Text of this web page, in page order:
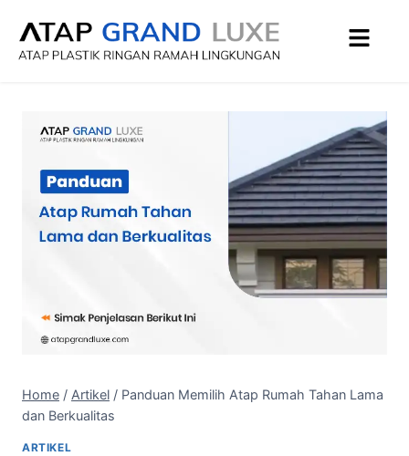
Home / Artikel / Panduan Memilih Atap Rumah Tahan Lama
dan Berkualitas
ARTIKEL